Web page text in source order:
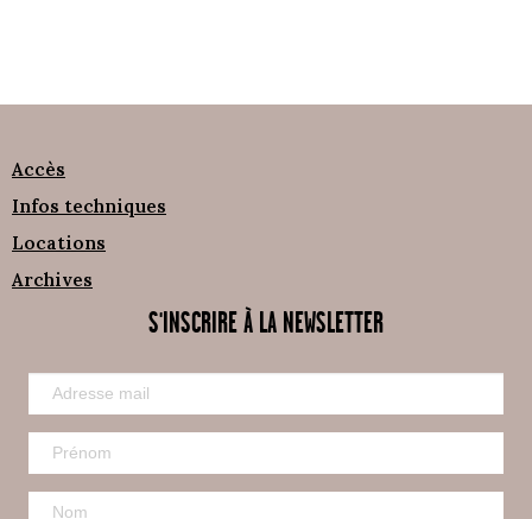
Accès
Infos techniques
Locations
Archives
S'INSCRIRE À LA NEWSLETTER